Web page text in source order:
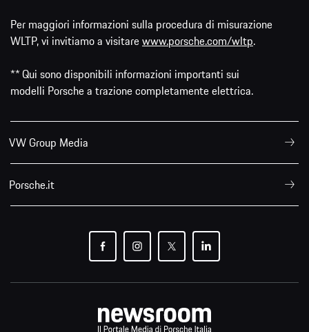
Per maggiori informazioni sulla procedura di misurazione
WLTP, vi invitiamo a visitarewww.porsche.com/wltp.
** Qui sono disponibili informazioni importanti sui
modelli Porsche a trazione completamente elettrica.
VW Group Media
Porsche.it